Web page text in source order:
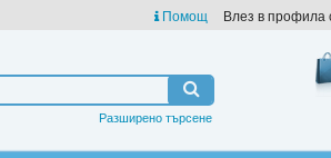
Помощ Влез в профила
Разширено търсене